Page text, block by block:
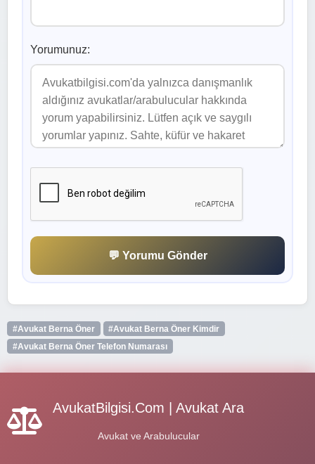
Yorumunuz:
💬 Yorumu Gönder
#Avukat Berna Öner
#Avukat Berna Öner Kimdir
#Avukat Berna Öner Telefon Numarası
AvukatBilgisi.Com | Avukat Ara
Avukat ve Arabulucular